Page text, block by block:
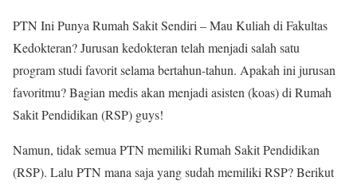
PTN Ini Punya Rumah Sakit Sendiri – Mau Kuliah di Fakultas
Kedokteran? Jurusan kedokteran telah menjadi salah satu
program studi favorit selama bertahun-tahun. Apakah ini jurusan
favoritmu? Bagian medis akan menjadi asisten (koas) di Rumah
Sakit Pendidikan (RSP) guys!
Namun, tidak semua PTN memiliki Rumah Sakit Pendidikan
(RSP). Lalu PTN mana saja yang sudah memiliki RSP? Berikut